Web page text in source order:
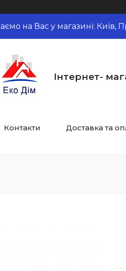
на Вас у магазині: Київ,
Інтернет-
Контакти Доставка та